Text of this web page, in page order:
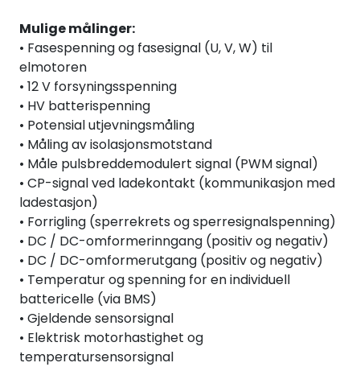
Mulige målinger:
• Fasespenning og fasesignal (U, V, W) til
elmotoren
• 12 V forsyningsspenning
• HV batterispenning
• Potensial utjevningsmåling
• Måling av isolasjonsmotstand
• Måle pulsbreddemodulert signal (PWM signal)
• CP-signal ved ladekontakt (kommunikasjon med
ladestasjon)
• Forrigling (sperrekrets og sperresignalspenning)
• DC / DC-omformerinngang (positiv og negativ)
• DC / DC-omformerutgang (positiv og negativ)
• Temperatur og spenning for en individuell
battericelle (via BMS)
• Gjeldende sensorsignal
• Elektrisk motorhastighet og
temperatursensorsignal